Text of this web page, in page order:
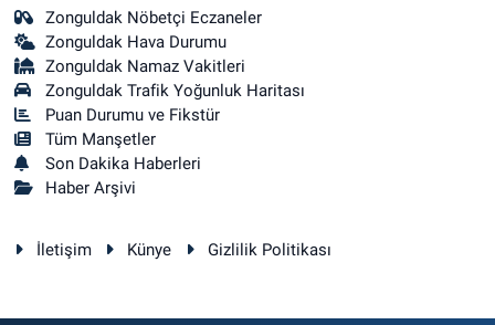
Zonguldak Nöbetçi Eczaneler
Zonguldak Hava Durumu
Zonguldak Namaz Vakitleri
Zonguldak Trafik Yoğunluk Haritası
Puan Durumu ve Fikstür
Tüm Manşetler
Son Dakika Haberleri
Haber Arşivi
İletişim Künye Gizlilik Politikası